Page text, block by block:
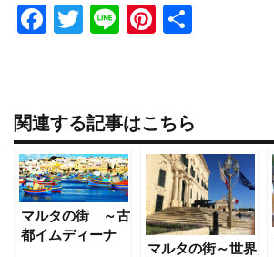
Facebook
Twitter
LinePinterest
関連する記事はこちら
マルタの街 ～古
都イムディーナ
マルタの街～世界